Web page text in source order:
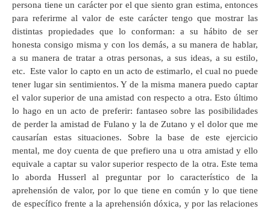
persona tiene un carácter por el que siento gran estima, entonces
para referirme al valor de este carácter tengo que mostrar las
distintas propiedades que lo conforman: a su hábito de ser
honesta consigo misma y con los demás, a su manera de hablar,
a su manera de tratar a otras personas, a sus ideas, a su estilo,
etc. Este valor lo capto en un acto de estimarlo, el cual no puede
tener lugar sin sentimientos. Y de la misma manera puedo captar
el valor superior de una amistad con respecto a otra. Esto último
lo hago en un acto de preferir: fantaseo sobre las posibilidades
de perder la amistad de Fulano y la de Zutano y el dolor que me
causarían estas situaciones. Sobre la base de este ejercicio
mental, me doy cuenta de que prefiero una u otra amistad y ello
equivale a captar su valor superior respecto de la otra. Este tema
lo aborda Husserl al preguntar por lo característico de la
aprehensión de valor, por lo que tiene en común y lo que tiene
de específico frente a la aprehensión dóxica, y por las relaciones